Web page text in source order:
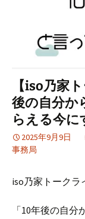
【iso乃家
後の自分か
らえる今に
2025年9月9日
事務局
iso乃家トークラ
「10年後の自